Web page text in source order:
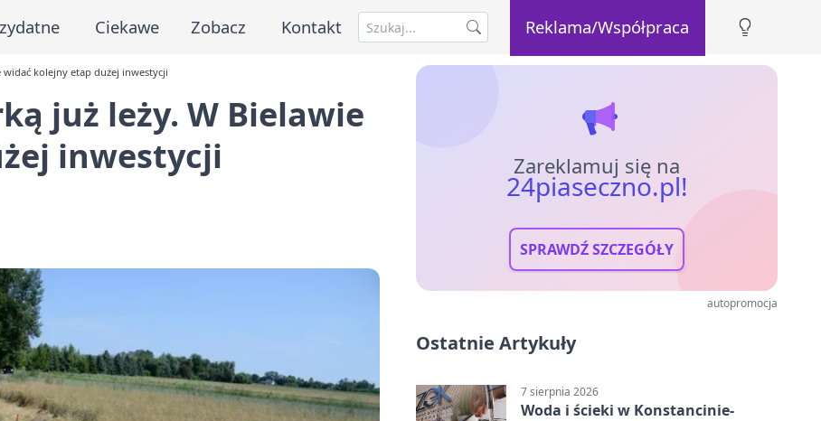
Ciekawe Zobacz Kontakt Reklama/Współpraca
widać kolejny etap dużej inwestycji
już leży. W Bielawie
inwestycji
Zareklamuj się na
24piaseczno.pl!
SPRAWDŹ SZCZEGÓŁY
autopromocja
Ostatnie Artykuły
7 sierpnia 2026
Woda i ścieki w Konstancinie-